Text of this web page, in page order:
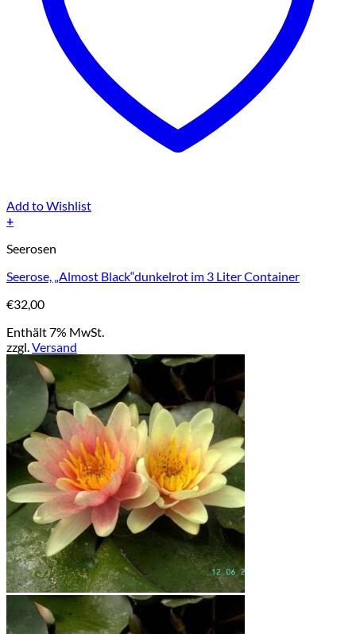
Add to Wishlist
+
Seerosen
Seerose, „Almost Black“dunkelrot im 3 Liter Container
€32,00
Enthält 7% MwSt.
zzgl.Versand